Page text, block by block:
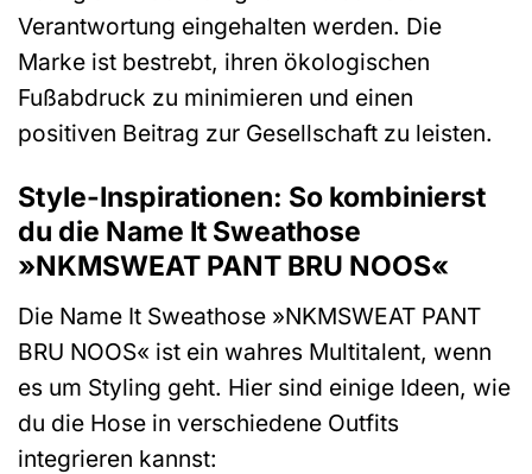
Verantwortung eingehalten werden. Die
Marke ist bestrebt, ihren ökologischen
Fußabdruck zu minimieren und einen
positiven Beitrag zur Gesellschaft zu leisten.
Style-Inspirationen: So kombinierst
du die Name It Sweathose
»NKMSWEAT PANT BRU NOOS«
Die Name It Sweathose »NKMSWEAT PANT
BRU NOOS« ist ein wahres Multitalent, wenn
es um Styling geht. Hier sind einige Ideen, wie
du die Hose in verschiedene Outfits
integrieren kannst: